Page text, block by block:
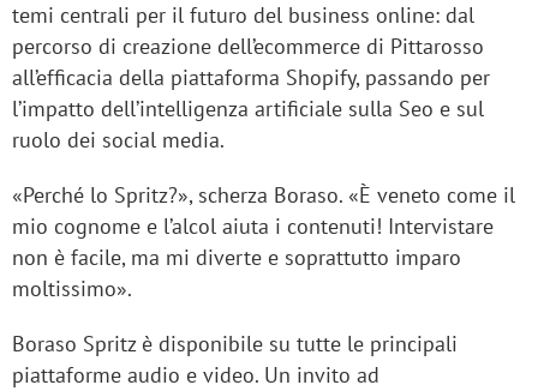
temi centrali per il futuro del business online: dal
percorso di creazione dell’ecommerce di Pittarosso
all’efficacia della piattaforma Shopify, passando per
l’impatto dell’intelligenza artificiale sulla Seo e sul
ruolo dei social media.
«Perché lo Spritz?», scherza Boraso. «È veneto come il
mio cognome e l’alcol aiuta i contenuti! Intervistare
non è facile, ma mi diverte e soprattutto imparo
moltissimo».
Boraso Spritz è disponibile su tutte le principali
piattaforme audio e video. Un invito ad